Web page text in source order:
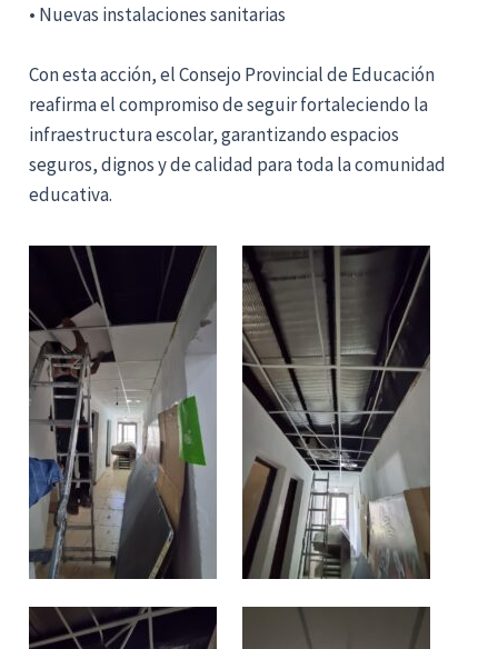
• Nuevas instalaciones sanitarias
Con esta acción, el Consejo Provincial de Educación
reafirma el compromiso de seguir fortaleciendo la
infraestructura escolar, garantizando espacios
seguros, dignos y de calidad para toda la comunidad
educativa.